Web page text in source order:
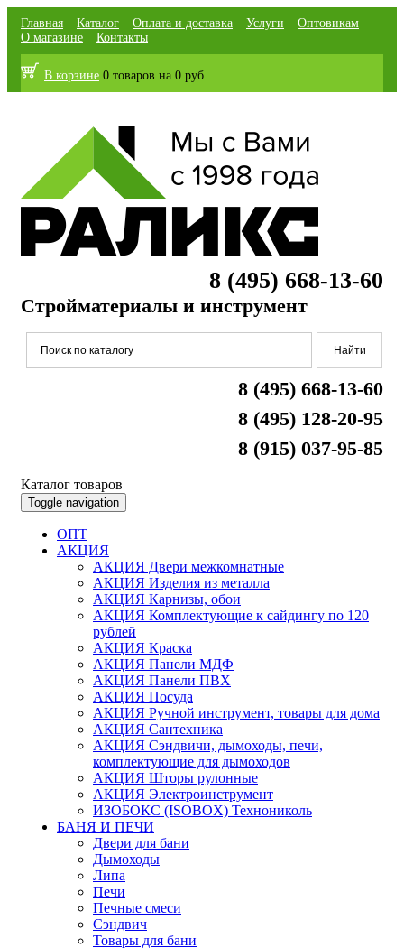
Главная Каталог Оплата и доставка Услуги
Оптовикам
О магазине
Контакты
В корзине 0 товаров на 0 руб.
8 (495) 668-13-60
Стройматериалы и инструмент
8 (495) 668-13-60
8 (495) 128-20-95
8 (915) 037-95-85
Каталог товаров
Toggle navigation
ОПТ
АКЦИЯ
АКЦИЯ Двери межкомнатные
АКЦИЯ Изделия из металла
АКЦИЯ Карнизы, обои
АКЦИЯ Комплектующие к сайдингу по 120
рублей
АКЦИЯ Краска
АКЦИЯ Панели МДФ
АКЦИЯ Панели ПВХ
АКЦИЯ Посуда
АКЦИЯ Ручной инструмент, товары для дома
АКЦИЯ Сантехника
АКЦИЯ Сэндвичи, дымоходы, печи,
комплектующие для дымоходов
АКЦИЯ Шторы рулонные
АКЦИЯ Электроинструмент
ИЗОБОКС (ISOBOX) Технониколь
БАНЯ И ПЕЧИ
Двери для бани
Дымоходы
Липа
Печи
Печные смеси
Сэндвич
Товары для бани